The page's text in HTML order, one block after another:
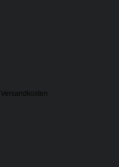
Versandkosten